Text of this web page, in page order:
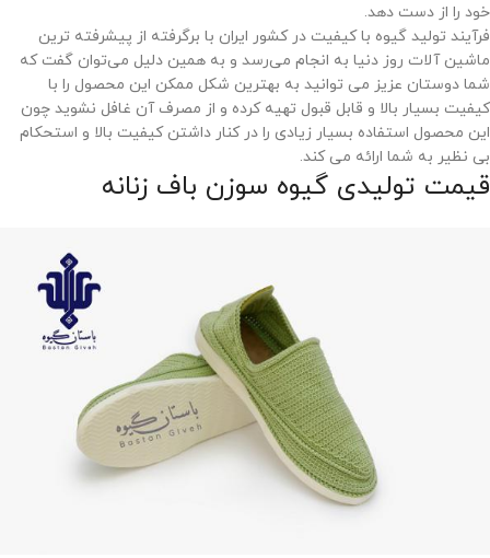
خود را از دست دهد.
فرآیند تولید گیوه با کیفیت در کشور ایران با برگرفته از پیشرفته ترین
ماشین آلات روز دنیا به انجام می‌رسد و به همین دلیل می‌توان گفت که
شما دوستان عزیز می توانید به بهترین شکل ممکن این محصول را با
کیفیت بسیار بالا و قابل قبول تهیه کرده و از مصرف آن غافل نشوید چون
این محصول استفاده بسیار زیادی را در کنار داشتن کیفیت بالا و استحکام
بی نظیر به شما ارائه می کند.
قیمت تولیدی گیوه سوزن باف زنانه